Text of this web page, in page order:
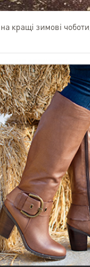
кращі зимові